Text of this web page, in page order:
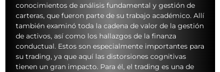
conocimientos de análisis fundamental y gestión de
carteras, que fueron parte de su trabajo académico. Allí
también examinó toda la cadena de valor de la gestión
de activos, así como los hallazgos de la finanza
conductual. Estos son especialmente importantes para
su trading, ya que aquí las distorsiones cognitivas
tienen un gran impacto. Para él, el trading es una de